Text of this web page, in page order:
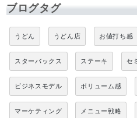
ブログタグ
うどん うどん店 お値打ち感
スターバックス ステーキ セ
ビジネスモデル ボリューム感
マーケティング メニュー戦略